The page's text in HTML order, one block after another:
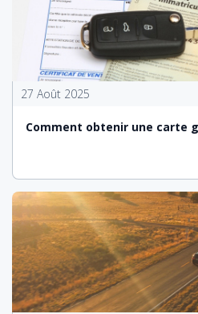
27 Août 2025
Comment obtenir une carte